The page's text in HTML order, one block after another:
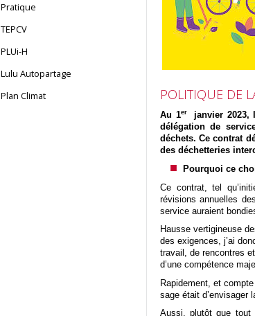
Pratique
TEPCV
PLUi-H
Lulu Autopartage
Plan Climat
POLITIQUE DE
Au 1er
janvier
délégation de
déchets. Ce contrat
des déchetteries
Pourquoi ce
Ce contrat, tel
révisions annuelles
service auraient
Hausse vertigineuse
des exigences, j’ai
travail, de rencontres
d’une compétence
Rapidement, et
sage était d’envisager
Aussi, plutôt que tout